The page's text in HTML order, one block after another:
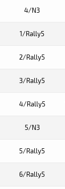
4/N3
1/Rally5
2/Rally5
3/Rally5
4/Rally5
5/N3
5/Rally5
6/Rally5